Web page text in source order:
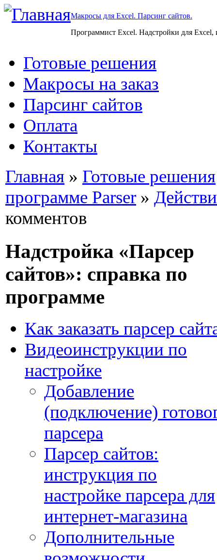
Макросы для Excel. Парсинг сайтов.
Программист Excel. Надстройки для Excel,
Готовые решения
Макросы на заказ
Парсинг сайтов
Оплата
Контакты
Главная » Готовые решения
программе Parser »
комментов
Надстройка «Парсер
сайтов»: справка по
программе
Как заказать парсер
Видеоинструкции по
настройке
Добавление
(подключение)
парсера
Парсер сайтов:
инструкция по
настройке парсера для
интернет-магазина
Дополнительные